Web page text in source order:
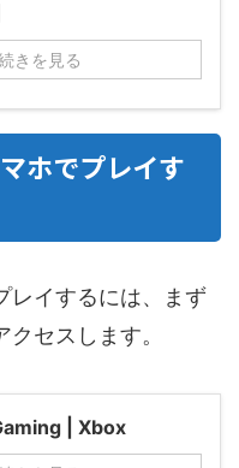
きを見る
ホでプレイす
イするには、まず
クセスします。
| Xbox